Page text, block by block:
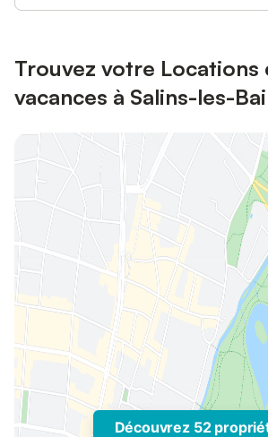
Trouvez votre Locations
vacances à Salins-les-
Découvrez 52